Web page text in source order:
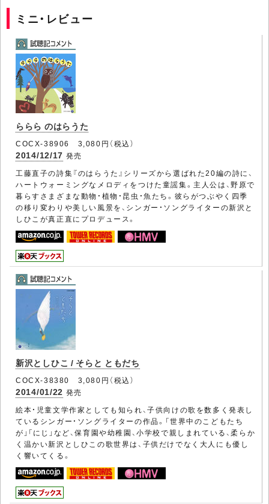
ミニ・レビュー
ららら のはらうた
COCX-38906 3,080円（税込）
2014/12/17 発売
工藤直子の詩集『のはらうた』シリーズから選ばれた20編の詩に、
ハートウォーミングなメロディをつけた童謡集。主人公は、野原で
暮らすさまざまな動物・植物・昆虫・魚たち。彼らがつぶやく四季
の移り変わりや美しい風景を、シンガー・ソングライターの新沢と
しひこが真正直にプロデュース。
新沢としひこ / そらと ともだち
COCX-38380 3,080円（税込）
2014/01/22 発売
絵本・児童文学作家としても知られ、子供向けの歌を数多く発表し
ているシンガー・ソングライターの作品。「世界中のこどもたち
が」「にじ」など、保育園や幼稚園、小学校で親しまれている、柔らか
く温かい新沢としひこの歌世界は、子供だけでなく大人にも優し
く響いてくる。